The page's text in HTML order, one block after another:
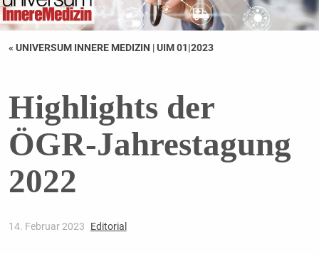
« UNIVERSUM INNERE MEDIZIN |UIM 01|2023
Highlights der
ÖGR-Jahrestagung
2022
14. Februar 2023 Editorial